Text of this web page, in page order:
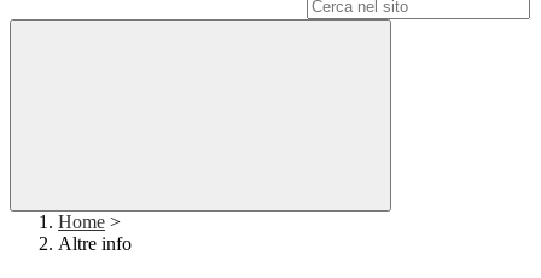
Home >
Altre info